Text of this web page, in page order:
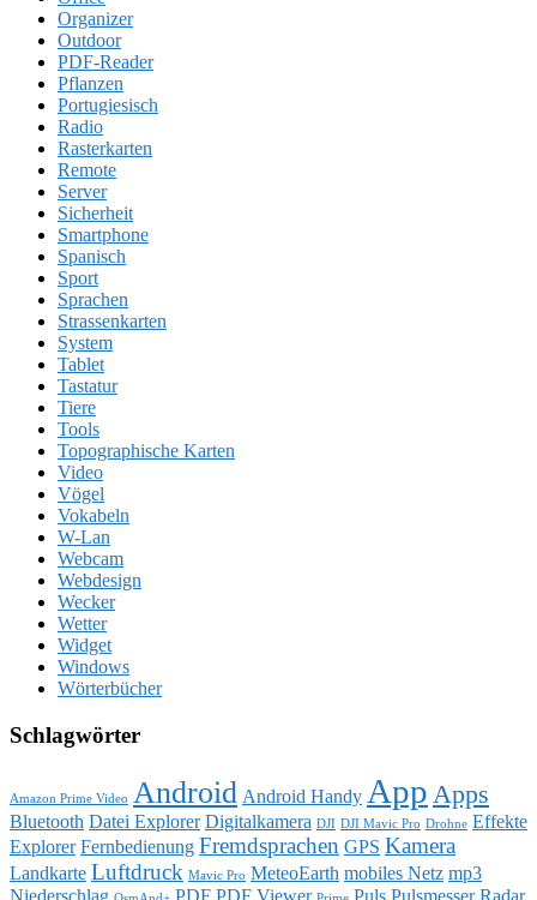
Organizer
Outdoor
PDF-Reader
Pflanzen
Portugiesisch
Radio
Rasterkarten
Remote
Server
Sicherheit
Smartphone
Spanisch
Sport
Sprachen
Strassenkarten
System
Tablet
Tastatur
Tiere
Tools
Topographische Karten
Video
Vögel
Vokabeln
W-Lan
Webcam
Webdesign
Wecker
Wetter
Widget
Windows
Wörterbücher
Schlagwörter
Amazon Prime Video Android Android Handy App Apps
Bluetooth Datei Explorer Digitalkamera DJI DJI Mavic Pro Drohne Effekte
Explorer Fernbedienung Fremdsprachen GPS Kamera
Landkarte Luftdruck Mavic Pro MeteoEarth mobiles Netz mp3
Niederschlag
PDF PDF Viewer Puls Pulsmesser Radar